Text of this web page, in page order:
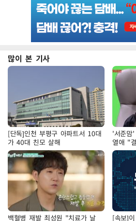
많이 본 기사
[단독]인천 부평구 아파트서 10대
가 40대 친모 살해
'서준맘
열애 "
백혈병 재발 최성원 "치료가 날 [속보]